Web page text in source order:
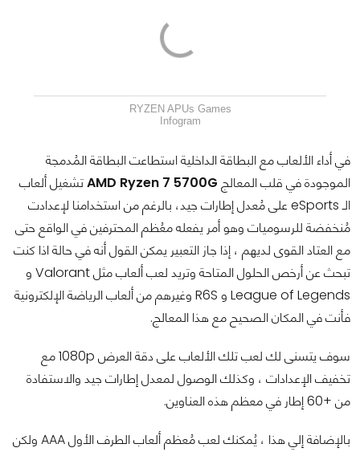
RYZEN APUs Games
Infogram
في أداء الألعاب مع البطاقة الداخلية استطاعت البطاقة المُدمجة
الموجودة في قلب المعالج AMD Ryzen 7 5700Gتشغيل ألعاب
الـ eSports على مُعدل إطارات جيد، بالرغم من استخدامنا لإعدادت
مُنخفضة للرسوميات وهو أمر يفعله معُظم المحترفين في الواقع حتى
مع العتاد القوى لديهم ، إذا جاز التعبير يمكن القول أنه في حالة اذا كنت
تبحث عن أرخص الحلول المتاحة وتريد لعب ألعاب مثل Valorant و
League of Legends و R6S وغيرهم من ألعاب الرياضة الإلكترونية
فأنت في المكان الصحيح مع هذا المعالج.
سوف يتسنى لك لعب تلك الألعاب على دقة العرض 1080p مع
تخفيف الإعدادات ، وكذلك الوصول لمعدل إطارات جيد والاستفادة
من +60 إطار في معظم هذه العناوين.
بالإضافة إلي هذا ، يُمكنك لعب مُعظم ألعاب الطرف الأول AAA ولكن